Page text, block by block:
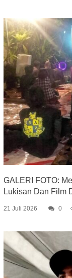
GALERI FOTO:
Lukisan Dan Film
21 Juli 2026 0